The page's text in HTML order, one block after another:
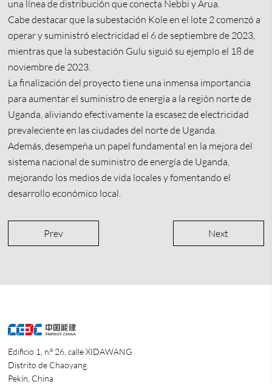
una línea de distribución que conecta Nebbi y Arua.
Cabe destacar que la subestación Kole en el lote 2 comenzó a
operar y suministró electricidad el 6 de septiembre de 2023,
mientras que la subestación Gulu siguió su ejemplo el 18 de
noviembre de 2023.
La finalización del proyecto tiene una inmensa importancia
para aumentar el suministro de energía a la región norte de
Uganda, aliviando efectivamente la escasez de electricidad
prevaleciente en las ciudades del norte de Uganda.
Además, desempeña un papel fundamental en la mejora del
sistema nacional de suministro de energía de Uganda,
mejorando los medios de vida locales y fomentando el
desarrollo económico local.
Prev Next
Edificio 1, n.º 26, calle XIDAWANG
Distrito de Chaoyang
Pekín, China